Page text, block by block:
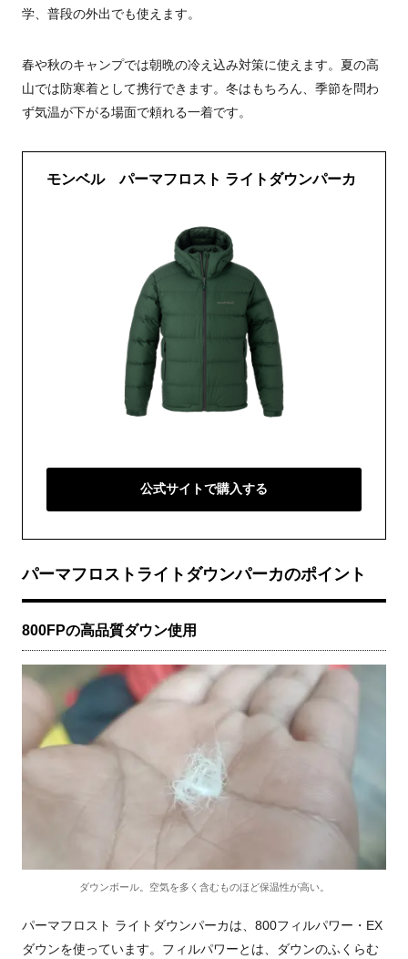
学、普段の外出でも使えます。
春や秋のキャンプでは朝晩の冷え込み対策に使えます。夏の高
山では防寒着として携行できます。冬はもちろん、季節を問わ
ず気温が下がる場面で頼れる一着です。
モンベル パーマフロスト ライトダウンパーカ
公式サイトで購入する
パーマフロストライトダウンパーカのポイント
800FPの高品質ダウン使用
ダウンボール。空気を多く含むものほど保温性が高い。
パーマフロスト ライトダウンパーカは、800フィルパワー・EX
ダウンを使っています。フィルパワーとは、ダウンのふくらむ